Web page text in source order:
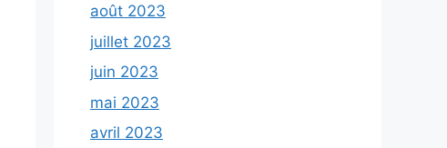
août 2023
juillet 2023
juin 2023
mai 2023
avril 2023